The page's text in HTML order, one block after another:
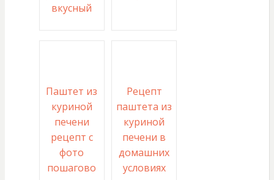
вкусный
Паштет из
куриной
печени
рецепт с
фото
пошагово
Рецепт
паштета из
куриной
печени в
домашних
условиях